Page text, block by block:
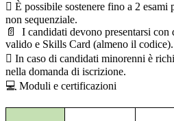
 È possibile sostenere fino a 2 esami
non sequenziale.
📄
I candidati devono presentarsi
valido e Skills Card (almeno il codice).
 In caso di candidati minorenni è
nella domanda di iscrizione.
💻 Moduli e certificazioni